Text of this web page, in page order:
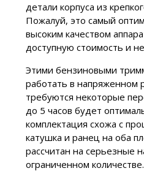
детали корпуса из
Пожалуй, это самый
высоким качеством
доступную стоимость и
Этими бензиновыми
работать в напряженном
требуются некоторые
до 5 часов будет
комплектация схожа с
катушка и ранец на оба
рассчитан на серьезные
ограниченном количестве.